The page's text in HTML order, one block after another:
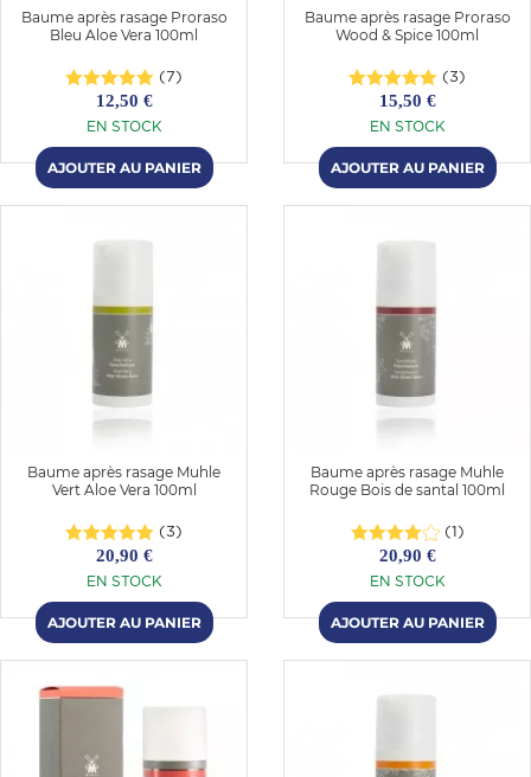
Baume après rasage Proraso
Bleu Aloe Vera 100ml
(7)
12,50 €
EN STOCK
Baume après rasage Proraso
Wood & Spice 100ml
(3)
15,50 €
EN STOCK
Baume après rasage Muhle
Vert Aloe Vera 100ml
(3)
20,90 €
EN STOCK
Baume après rasage Muhle
Rouge Bois de santal 100ml
(1)
20,90 €
EN STOCK